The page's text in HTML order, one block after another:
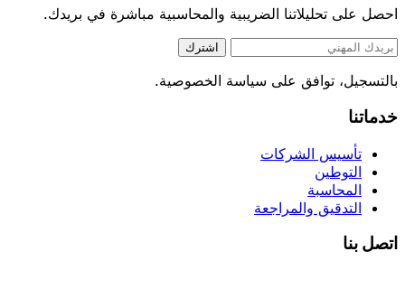
احصل على تحليلاتنا الضريبية والمحاسبية مباشرة في بريدك.
اشترك
بالتسجيل، توافق على سياسة الخصوصية.
خدماتنا
تأسيس الشركات
التوطين
المحاسبة
التدقيق والمراجعة
اتصل بنا